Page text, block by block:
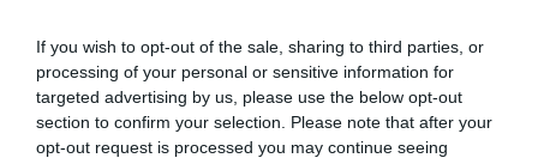
If you wish to opt-out of the sale, sharing to third parties, or
processing of your personal or sensitive information for
targeted advertising by us, please use the below opt-out
section to confirm your selection. Please note that after your
opt-out request is processed you may continue seeing